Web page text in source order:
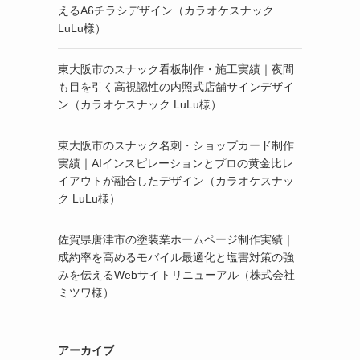
えるA6チラシデザイン（カラオケスナック
LuLu様）
東大阪市のスナック看板制作・施工実績｜夜間
も目を引く高視認性の内照式店舗サインデザイ
ン（カラオケスナック LuLu様）
東大阪市のスナック名刺・ショップカード制作
実績｜AIインスピレーションとプロの黄金比レ
イアウトが融合したデザイン（カラオケスナッ
ク LuLu様）
佐賀県唐津市の塗装業ホームページ制作実績｜
成約率を高めるモバイル最適化と塩害対策の強
みを伝えるWebサイトリニューアル（株式会社
ミツワ様）
アーカイブ